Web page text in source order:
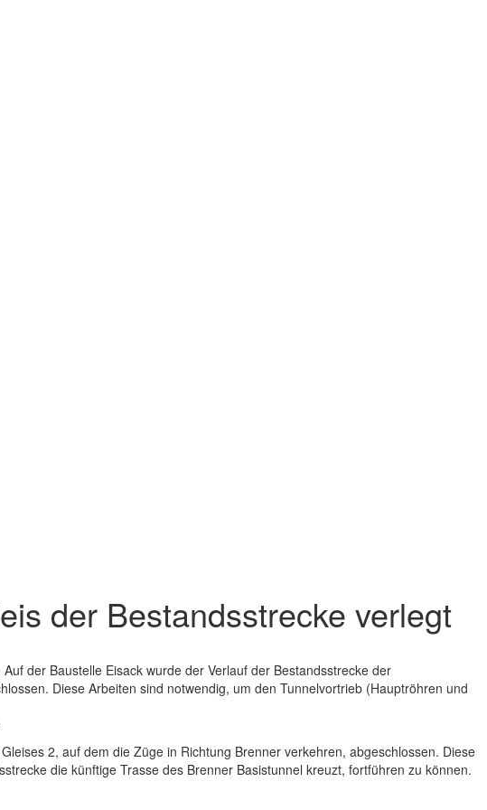
der Bestandsstrecke verlegt
der Baustelle Eisack wurde der Verlauf der Bestandsstrecke der
Diese Arbeiten sind notwendig, um den Tunnelvortrieb (Hauptröhren und
2, auf dem die Züge in Richtung Brenner verkehren, abgeschlossen. Diese
die künftige Trasse des Brenner Basistunnel kreuzt, fortführen zu können.